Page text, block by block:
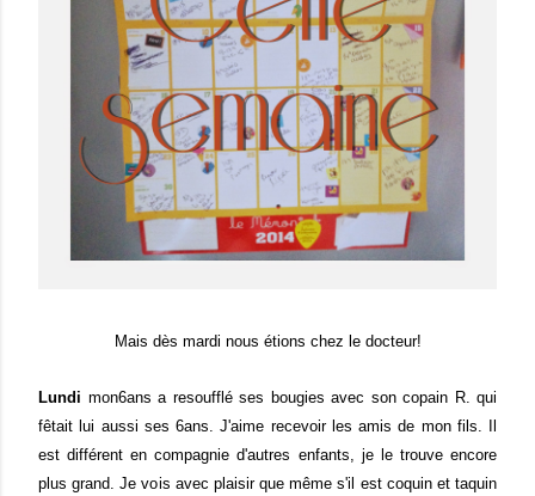
Mais dès mardi nous étions chez le docteur!
Lundi mon6ans a resoufflé ses bougies avec son copain R. qui
fêtait lui aussi ses 6ans. J'aime recevoir les amis de mon fils. Il
est différent en compagnie d'autres enfants, je le trouve encore
plus grand. Je vois avec plaisir que même s'il est coquin et taquin